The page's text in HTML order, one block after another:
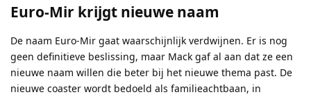
Euro-Mir krijgt nieuwe naam
De naam Euro-Mir gaat waarschijnlijk verdwijnen. Er is nog
geen definitieve beslissing, maar Mack gaf al aan dat ze een
nieuwe naam willen die beter bij het nieuwe thema past. De
nieuwe coaster wordt bedoeld als familieachtbaan, in